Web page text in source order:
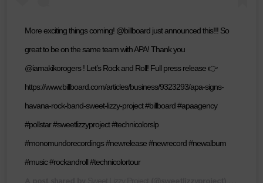
More exciting things coming! @billboard just announced this!!! So
great to be on the same team with APA! Thank you
@iamakikorogers ! Let’s Rock and Roll! Full press release 👉
https://www.billboard.com/articles/business/9323293/apa-signs-
havana-rock-band-sweet-lizzy-project #billboard #apaagency
#pollstar #sweetlizzyproject #technicolorslp
#monomundorecordings #newrelease #newrecord #newalbum
#music #rockandroll #technicolortour